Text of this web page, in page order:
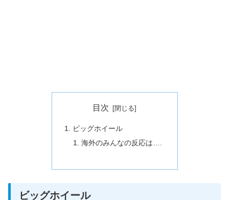
目次
ビッグホイール
海外のみんなの反応は….
ビッグホイール